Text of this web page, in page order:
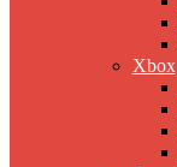
Xbox